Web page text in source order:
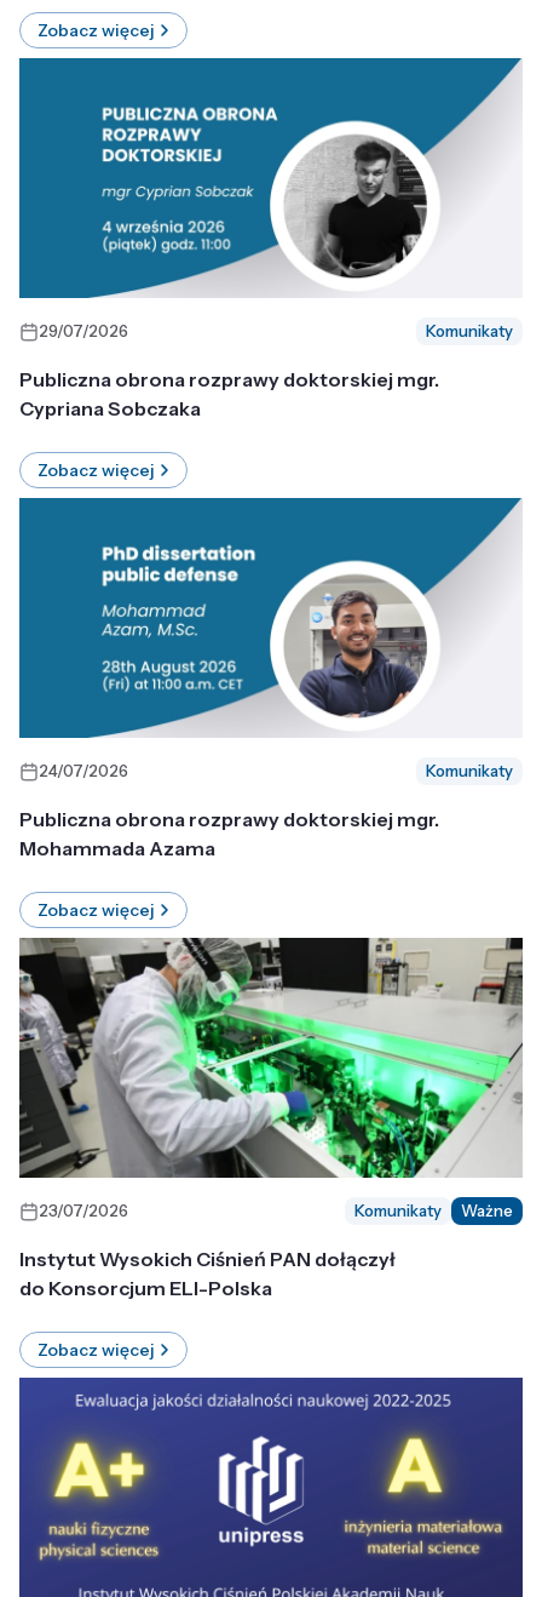
Zobacz więcej
29/07/2026 Komunikaty
Publiczna obrona rozprawy doktorskiej mgr.
Cypriana Sobczaka
Zobacz więcej
24/07/2026 Komunikaty
Publiczna obrona rozprawy doktorskiej mgr.
Mohammada Azama
Zobacz więcej
23/07/2026 Komunikaty Ważne
Instytut Wysokich Ciśnień PAN dołączył
do Konsorcjum ELI-Polska
Zobacz więcej